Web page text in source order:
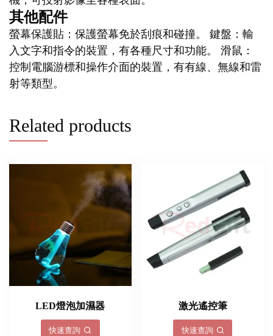
其他配件
螢幕保護貼：保護螢幕免於刮痕和碰撞。 鍵盤：輸
入文字和指令的裝置，有各種尺寸和功能。 滑鼠：
控制電腦游標和操作介面的裝置，有有線、無線和雷
射等類型。
Related products
LED燈泡加濕器
快速查詢
激光遙控筆
快速查詢